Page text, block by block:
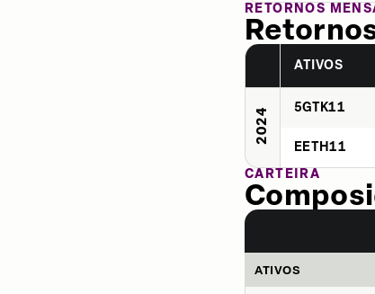
RETORNOS
ATIVOS
2024 5GTK11
EETH11
CARTEIRA
ATIVOS